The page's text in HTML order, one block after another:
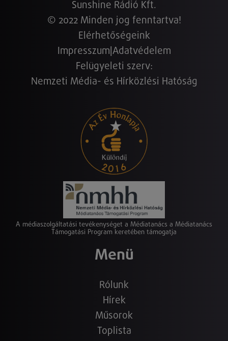
Sunshine Rádió Kft.
© 2022 Minden jog fenntartva!
Elérhetőségeink
Impresszum Adatvédelem
Felügyeleti szerv:
Nemzeti Média- és Hírközlési Hatóság
A médiaszolgáltatási tevékenységet a Médiatanács a Médiatanács
Támogatási Program keretében támogatja
Menü
Rólunk
Hírek
Műsorok
Toplista